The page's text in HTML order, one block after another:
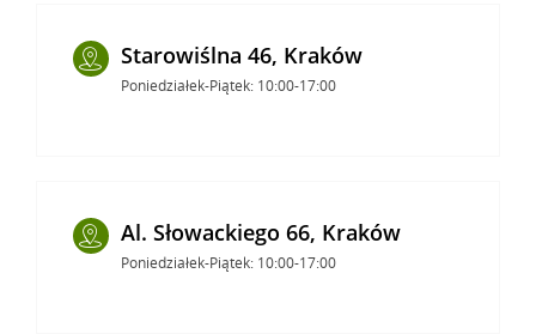
Starowiślna 46, Kraków
Poniedziałek-Piątek: 10:00-17:00
Al. Słowackiego 66, Kraków
Poniedziałek-Piątek: 10:00-17:00